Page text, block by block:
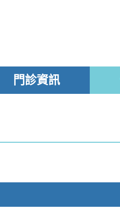
門診資訊